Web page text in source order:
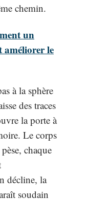
chemin.
un
améliorer le
à la sphère
des traces
la porte à
Le corps
chaque
décline, la
soudain